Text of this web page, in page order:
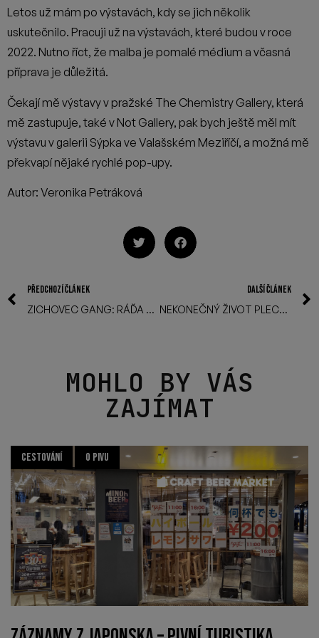
Letos už mám po výstavách, kdy se jich několik
uskutečnilo. Pracuji už na výstavách, které budou v roce
2022. Nutno říct, že malba je pomalé médium a včasná
příprava je důležitá.
Čekají mě výstavy v pražské The Chemistry Gallery, která
mě zastupuje, také v Not Gallery, pak bych ještě měl mít
výstavu v galerii Sýpka ve Valašském Meziříčí, a možná mě
překvapí nějaké rychlé pop-upy.
Autor: Veronika Petráková
PŘEDCHOZÍ ČLÁNEK
ZICHOVEC GANG: RÁĎA VESELÁ
DALŠÍ ČLÁNEK
NEKONEČNÝ ŽIVOT PLECHOVKY
MOHLO BY VÁS
ZAJÍMAT
CESTOVÁNÍ O PIVU